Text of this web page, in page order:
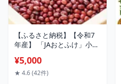
【ふるさと納税】【令和7
年産】 「JAおとふけ」小豆
2kg 5kg 10kg 30kg 4000円
～ 65000円 4000円 ～ 6万
¥5,000
★ 4.6 (42件)